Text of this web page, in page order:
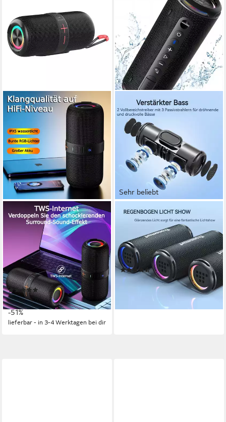
FORRLITE
Lautsprecher, Bluetooth-
Lautsprecher Bluetooth-
Lautsprecher
40 W Gesamtleistung
8,00 Std. Max. Akkulaufzeit
0,80 kg Gewicht
(1)
39,99 € UVP 80,99 €
-51%
lieferbar - in 3-4 Werktagen bei dir
Sehr beliebt
TRONSMART
T7 Lite Bluetooth-
Lautsprecher
Bluetooth Netzwerkstandard
24 W Gesamtleistung
(47)
39,99 € UVP99,00 €
lieferbar - in 3-4 Werktagen bei dir